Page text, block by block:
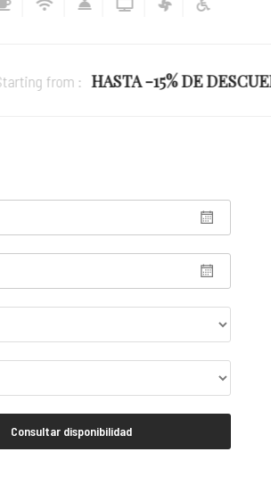
HASTA -15% DE DESCUENTO
Consultar disponibilidad